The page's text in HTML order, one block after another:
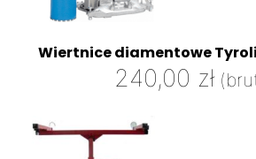
Wiertnice diamentowe
240,00 zł